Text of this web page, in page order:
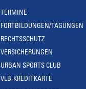
TERMINE
FORTBILDUNGEN/TAGUNGEN
RECHTSSCHUTZ
VERSICHERUNGEN
URBAN SPORTS CLUB
VLB-KREDITKARTE